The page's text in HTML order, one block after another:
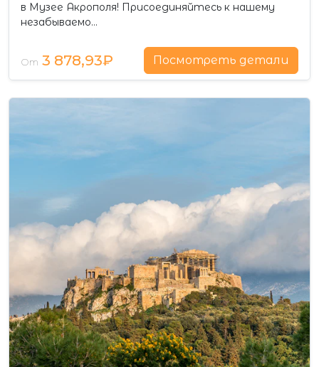
в Музее Акрополя! Присоединяйтесь к нашему
незабываемо…
От 3 878,93₽ Посмотреть детали